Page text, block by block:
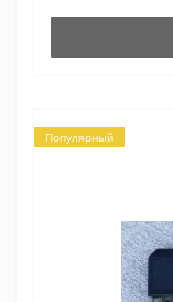
Популярный